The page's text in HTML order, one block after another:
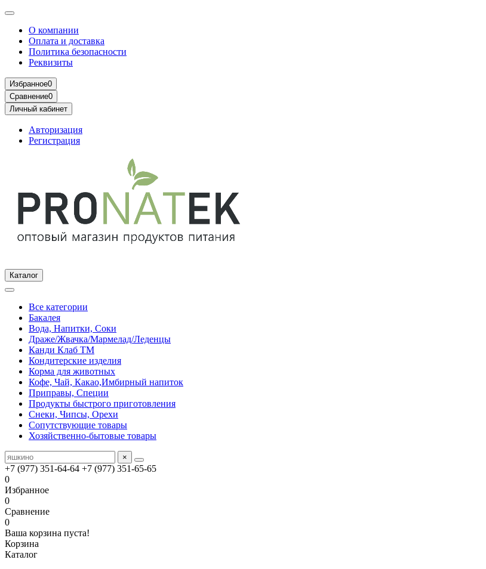
О компании
Оплата и доставка
Политика безопасности
Реквизиты
Избранное0
Сравнение0
Личный кабинет
Авторизация
Регистрация
Каталог
Все категории
Бакалея
Вода, Напитки, Соки
Драже/Жвачка/Мармелад/Леденцы
Канди Клаб ТМ
Кондитерские изделия
Корма для животных
Кофе, Чай, Какао,Имбирный напиток
Приправы, Специи
Продукты быстрого приготовления
Снеки, Чипсы, Орехи
Сопутствующие товары
Хозяйственно-бытовые товары
×
+7 (977) 351-64-64 +7 (977) 351-65-65
0
Избранное
0
Сравнение
0
Ваша корзина пуста!
Корзина
Каталог